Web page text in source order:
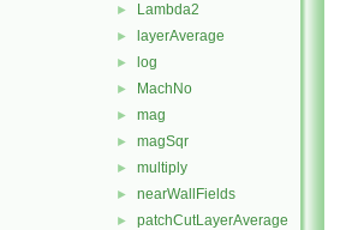
► Lambda2
► layerAverage
► log
► MachNo
► mag
► magSqr
► multiply
► nearWallFields
► patchCutLayerAverage